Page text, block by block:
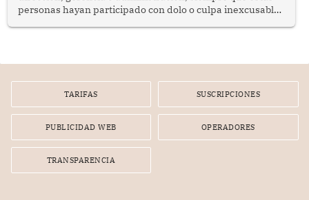
personas hayan participado con dolo o culpa inexcusable
por la frustrada realización de un meet and greet con
TARIFAS SUSCRIPCIONES
PUBLICIDAD WEB OPERADORES
TRANSPARENCIA